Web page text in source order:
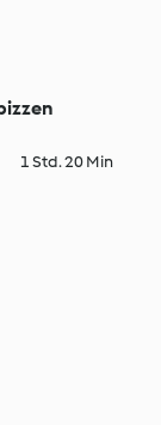
1 Std. 20 Min